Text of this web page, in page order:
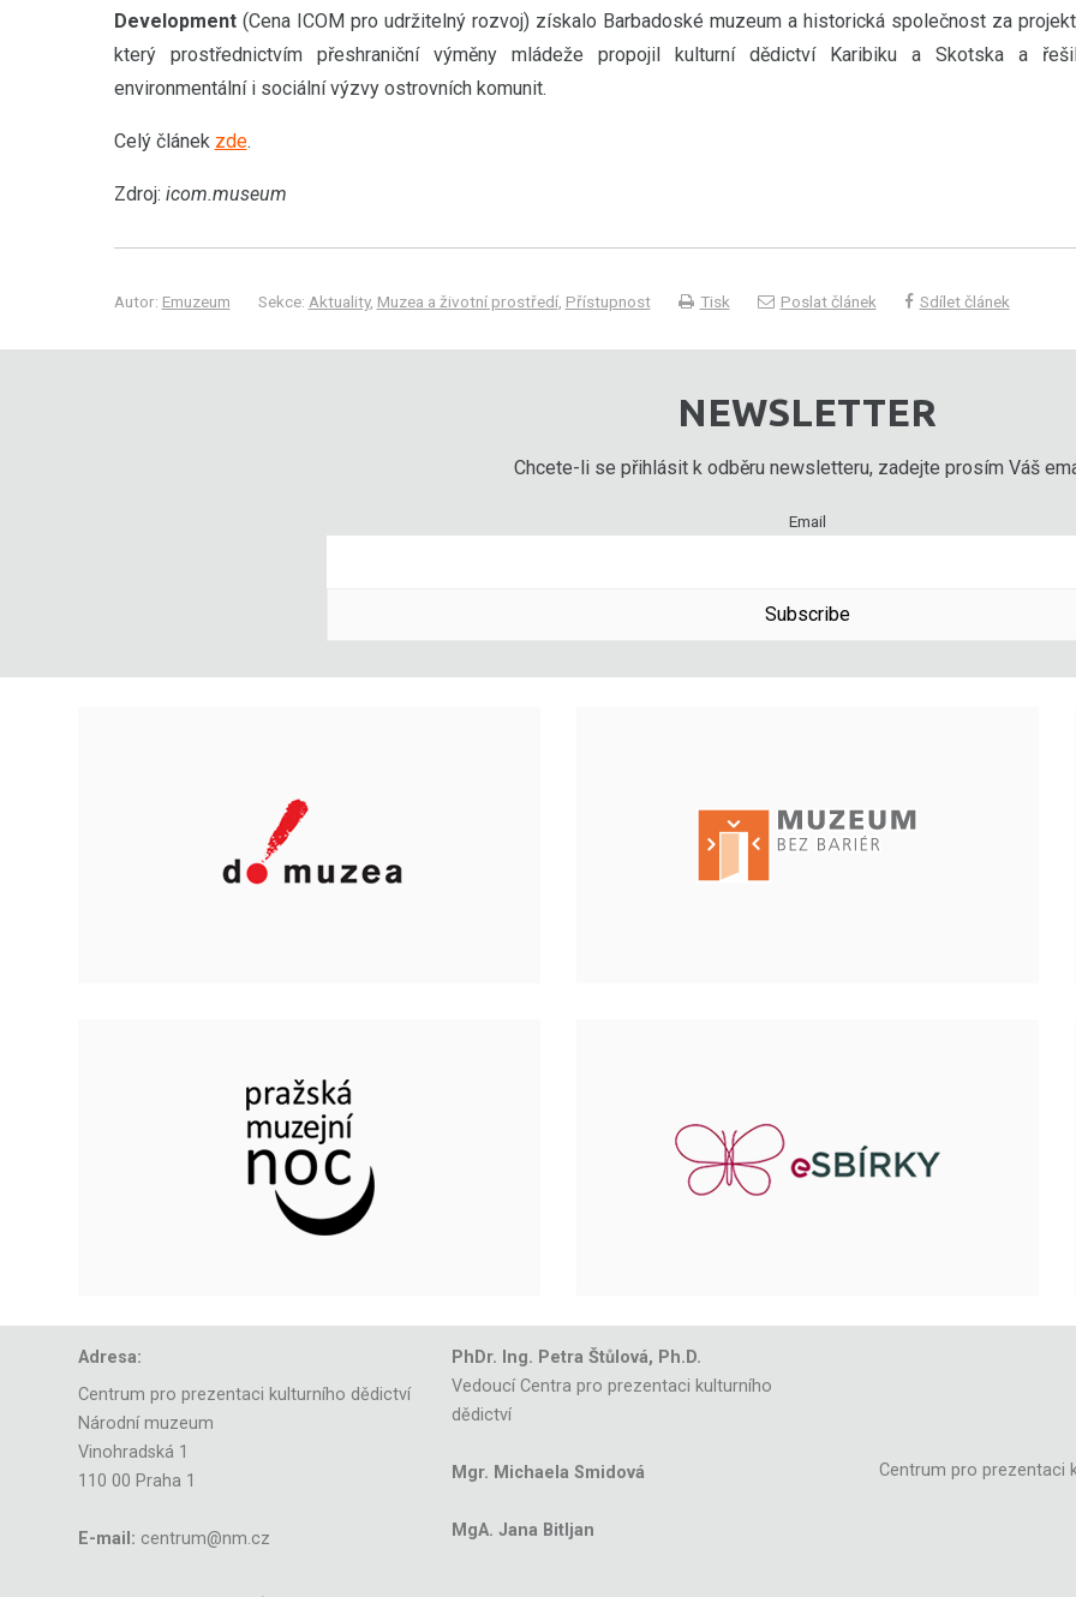
Development(Cena ICOM pro udržitelný rozvoj) získalo Barbadoské muzeum a historická společnost za
který prostřednictvím přeshraniční výměny mládeže propojil kulturní dědictví Karibiku a Skotska a
environmentální i sociální výzvy ostrovních komunit.
Celý článek zde.
Zdroj: icom.museum
Autor: Emuzeum Sekce: Aktuality, Muzea a životní prostředí, Přístupnost Tisk Poslat článek Sdílet článek
NEWSLETTER
Chcete-li se přihlásit k odběru newsletteru, zadejte prosím Váš
Email
Subscribe
Adresa:
Centrum pro prezentaci kulturního dědictví
Národní muzeum
Vinohradská 1
110 00 Praha 1
E-mail: centrum@nm.cz
PhDr. Ing. Petra Štůlová, Ph.D.
Vedoucí Centra pro prezentaci kulturního
dědictví
Mgr. Michaela Smidová
MgA. Jana Bitljan
Centrum pro prezentaci